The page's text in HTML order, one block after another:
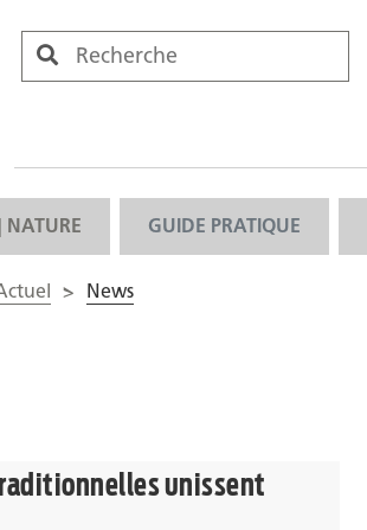
NATURE GUIDE PRATIQUE
> News
unissent